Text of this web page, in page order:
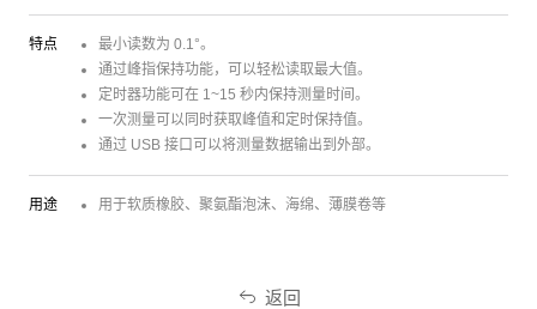
特点
最小读数为 0.1°。
通过峰指保持功能，可以轻松读取最大值。
定时器功能可在 1~15 秒内保持测量时间。
一次测量可以同时获取峰值和定时保持值。
通过 USB 接口可以将测量数据输出到外部。
用途 用于软质橡胶、聚氨酯泡沫、海绵、薄膜卷等
返回